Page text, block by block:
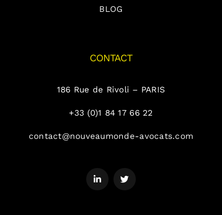
BLOG
CONTACT
186 Rue de Rivoli – PARIS
+33 (0)1 84 17 66 22
contact@nouveaumonde-avocats.com